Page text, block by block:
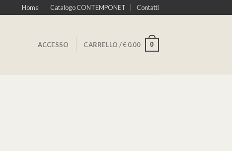
Home Catalogo CONTEMPONET Contatti
ACCESSO CARRELLO /€ 0.00 0